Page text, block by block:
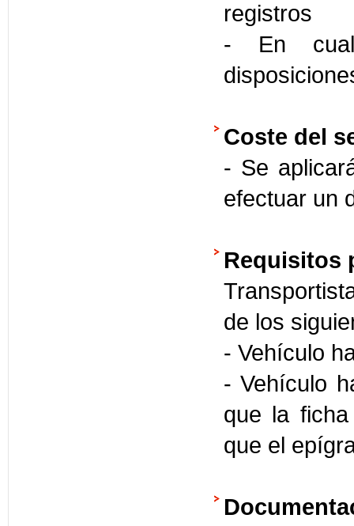
registros
- En
Coste del
- Se
efectuar un
Requisitos
de los
- Vehículo
- Vehículo
que la
que el